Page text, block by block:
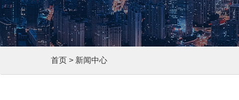
首页 > 新闻中心